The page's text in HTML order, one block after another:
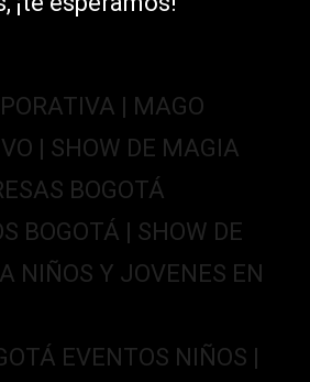
| MAGO
| SHOW DE MAGIA
BOGOTÁ
BOGOTÁ | SHOW DE
NIÑOS Y JOVENES EN
EVENTOS NIÑOS |